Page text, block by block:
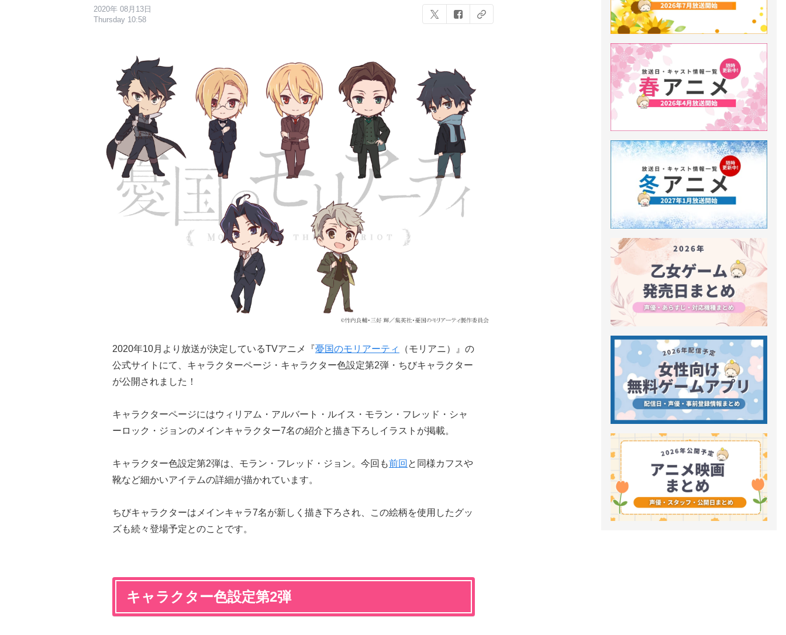
2020年 08月13日
Thursday 10:58
2020年10月より放送が決定しているTVアニメ『憂国のモリアーティ
（モリアニ）』の
公式サイトにて、キャラクターページ・キャラクター色設定第2弾・ちびキャラクター
が公開されました！
キャラクターページにはウィリアム・アルバート・ルイス・モラン・フレッド・シャ
ーロック・ジョンのメインキャラクター7名の紹介と描き下ろしイラストが掲載。
キャラクター色設定第2弾は、モラン・フレッド・ジョン。今回も前回 と同様カフスや
靴など細かいアイテムの詳細が描かれています。
ちびキャラクターはメインキャラ7名が新しく描き下ろされ、この絵柄を使用したグッ
ズも続々登場予定とのことです。
キャラクター色設定第2弾